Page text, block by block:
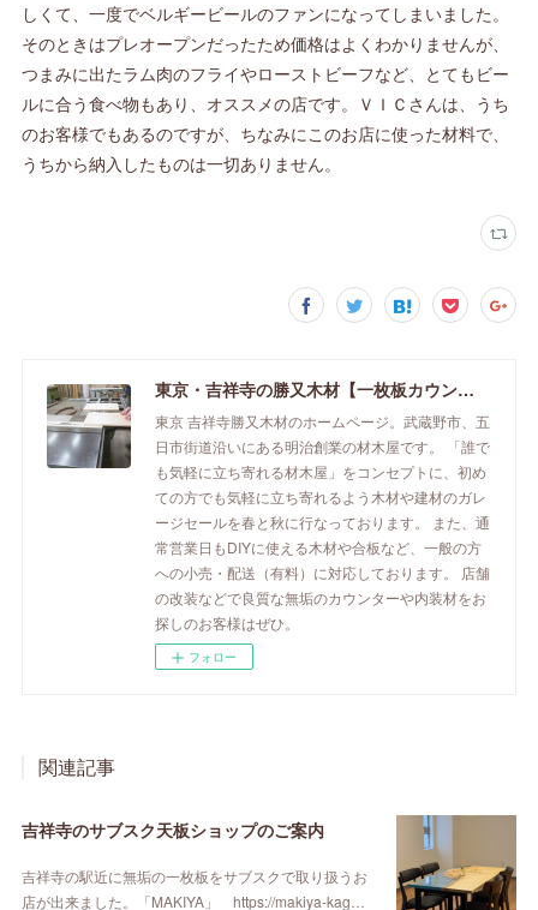
しくて、一度でベルギービールのファンになってしまいました。
そのときはプレオープンだったため価格はよくわかりませんが、
つまみに出たラム肉のフライやローストビーフなど、とてもビー
ルに合う食べ物もあり、オススメの店です。ＶＩＣさんは、うち
のお客様でもあるのですが、ちなみにこのお店に使った材料で、
うちから納入したものは一切ありません。
東京・吉祥寺の勝又木材【一枚板カウンター】
東京 吉祥寺勝又木材のホームページ。武蔵野市、五
日市街道沿いにある明治創業の材木屋です。 「誰で
も気軽に立ち寄れる材木屋」をコンセプトに、初め
ての方でも気軽に立ち寄れるよう木材や建材のガレ
ージセールを春と秋に行なっております。 また、通
常営業日もDIYに使える木材や合板など、一般の方
への小売・配送（有料）に対応しております。 店舗
の改装などで良質な無垢のカウンターや内装材をお
探しのお客様はぜひ。
フォロー
関連記事
吉祥寺のサブスク天板ショップのご案内
吉祥寺の駅近に無垢の一枚板をサブスクで取り扱うお
店が出来ました。「MAKIYA」 https://makiya-kag…